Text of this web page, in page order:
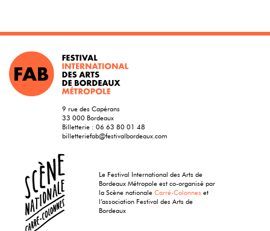
9 rue des Capérans
33 000 Bordeaux
Billetterie : 06 63 80 01 48
billetteriefab@festivalbordeaux.com
Le Festival International des Arts de
Bordeaux Métropole est co-organisé par
la Scène nationaleCarré-Colonnes et
l’association Festival des Arts de
Bordeaux